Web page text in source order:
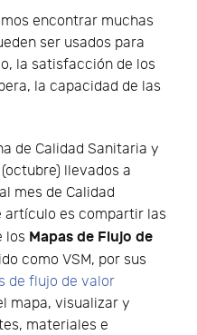
encontrar muchas
ser usados para
la satisfacción de los
la capacidad de las
de Calidad Sanitaria y
llevados a
mes de Calidad
artículo es compartir las
los Mapas de Flujo de
como VSM, por sus
de flujo de valor
mapa, visualizar y
materiales e